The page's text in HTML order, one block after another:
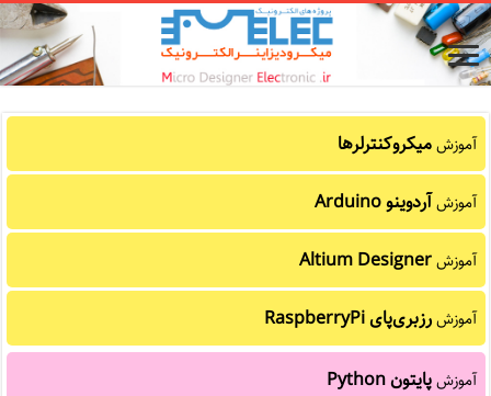
آموزشمیکروکنترلرها
آموزشآردوینو Arduino
آموزشAltium Designer
آموزشرزبری‌پای RaspberryPi
آموزشپایتون Python